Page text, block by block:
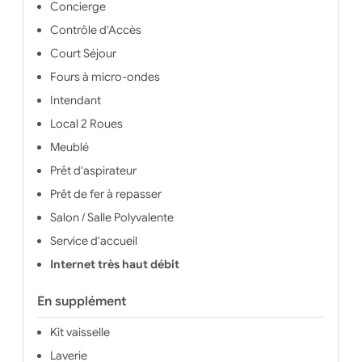
aussi souscrire à ses services à la carte :
parking, laverie, service ménage et
espaces verts (Parc du 26ème
Centenaire à quelques mètres) cette
résidence est le lieu idéal pour votre
Concierge
Contrôle d'Accès
Court Séjour
Fours à micro-ondes
Intendant
Local 2 Roues
Meublé
Prêt d'aspirateur
Prêt de fer à repasser
Salon / Salle Polyvalente
Service d'accueil
Internet très haut débit
En supplément
Kit vaisselle
Laverie